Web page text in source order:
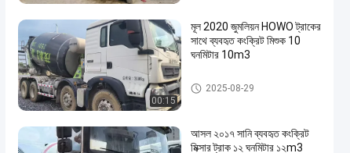
00:15
মূল 2020 জুমলিয়ন HOWO ট্রাকের
সাথে ব্যবহৃত কংক্রিট মিশুক 10
ঘনমিটার 10m3
ব্যবহৃত কংক্রিট মিক্সার ট্রাক
2025-08-29
আসল ২০১৭ সানি ব্যবহৃত কংক্রিট
মিক্সার ট্রাক ১২ ঘনমিটার ১২m3